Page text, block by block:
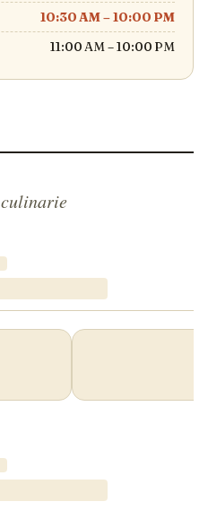
10:30 AM – 10:00 PM
11:00 AM – 10:00 PM
culinarie